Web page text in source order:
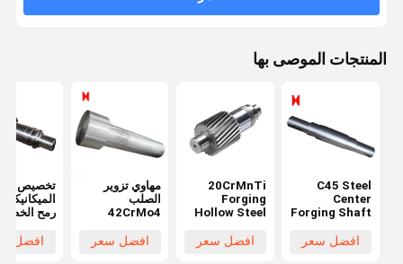
المنتجات الموصى بها
C45 Steel
Center
Forging Shaft
For Mining
افضل سعر
20CrMnTi
Forging
Hollow Steel
Module 3 For
Ball Grinding
افضل سعر
مهاوي تزوير
الصلب
42CrMo4
طويل الأسطوانة
افضل سعر
تخصيص
رمح
رمحافضل